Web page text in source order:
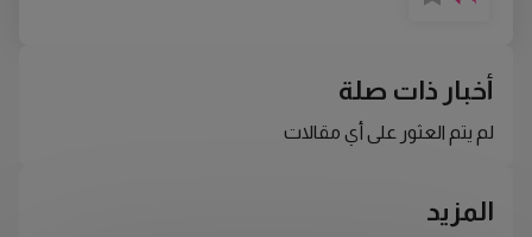
أخبار ذات صلة
لم يتم العثور على أي مقالات
المزيد